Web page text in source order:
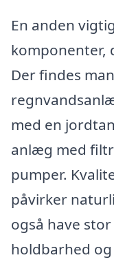
En anden
komponenter,
Der findes
med en
anlæg med
pumper.
påvirker
også have
holdbarhed